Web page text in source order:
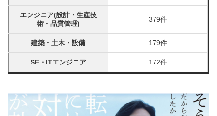
エンジニア(設計・生産技
術・品質管理)
379件
建築・土木・設備 179件
SE・ITエンジニア 172件